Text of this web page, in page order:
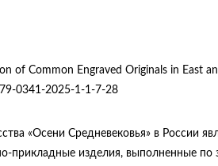
of Common Engraved Originals in East
0341-2025-1-1-7-28
«Осени Средневековья» в России
прикладные изделия, выполненные